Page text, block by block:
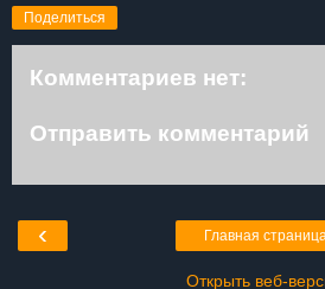
Поделиться
Комментариев нет:
Отправить комментарий
‹ Главная
Открыть веб-